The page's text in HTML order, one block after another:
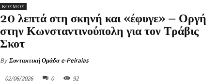
ΚΟΣΜΟΣ
20 λεπτά στη σκηνή και «έφυγε» – Οργή
στην Κωνσταντινούπολη για τον Τράβις
Σκοτ
By Συντακτική Ομάδα e-Peiraias
02/06/2026 0 92